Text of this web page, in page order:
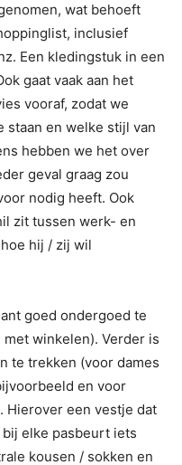
wat behoeft
inclusief
Een kledingstuk in een
gaat vaak aan het
vooraf, zodat we
en welke stijl van
hebben we het over
geval graag zou
nodig heeft. Ook
zit tussen werk- en
hij / zij wil
goed ondergoed te
winkelen). Verder is
te trekken (voor dames
en voor
Hierover een vestje dat
elke pasbeurt iets
kousen / sokken en